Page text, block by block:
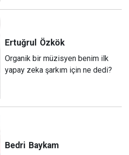
Ertuğrul Özkök
Organik bir müzisyen benim ilk
yapay zeka şarkım için ne dedi?
Bedri Baykam